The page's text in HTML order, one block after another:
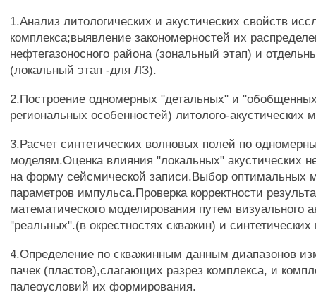
1.Анализ литологических и акустических свойств
комплекса;выявление закономерностей их
нефтегазоносного района (зональный этап) и
(локальный этап -для ЛЗ).
2.Построение одномерных "детальных" и
региональных особенностей) литолого-акустических
3.Расчет синтетических волновых полей по
моделям.Оценка влияния "локальных" акустических
на форму сейсмической записи.Выбор оптимальных
параметров импульса.Проверка корректности
математического моделирования путем визуального
"реальных".(в окрестностях скважин) и
4.Определение по скважинным данным диапазонов
пачек (пластов),слагающих разрез комплекса, и
палеоусловий их формирования.